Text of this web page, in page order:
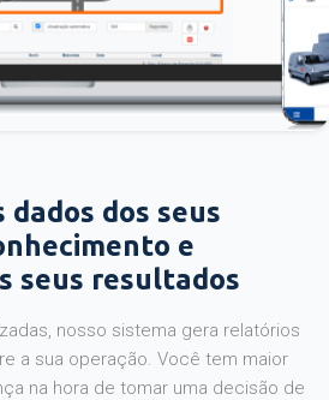
dos seus
e
seus resultados
nosso sistema gera relatórios
a sua operação. Você tem maior
na hora de tomar uma decisão de